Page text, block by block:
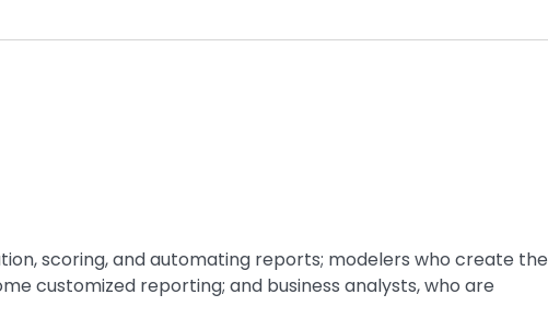
scoring, and automating reports; modelers who create the
customized reporting; and business analysts, who are